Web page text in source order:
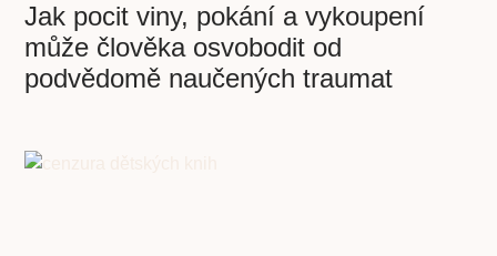
Jak pocit viny, pokání a vykoupení
může člověka osvobodit od
podvědomě naučených traumat